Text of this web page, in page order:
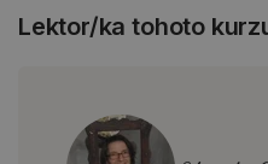
Lektor/ka tohoto